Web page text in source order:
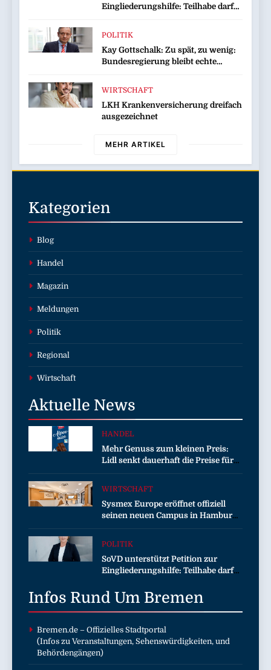
Eingliederungshilfe: Teilhabe darf
POLITIK
Kay Gottschalk: Zu spät, zu wenig:
Bundesregierung bleibt echte
WIRTSCHAFT
LKH Krankenversicherung dreifach
ausgezeichnet
MEHR ARTIKEL
Kategorien
Blog
Handel
Magazin
Meldungen
Politik
Regional
Wirtschaft
Aktuelle News
HANDEL
Mehr Genuss zum kleinen Preis:
Lidl senkt dauerhaft die Preise für
Schokolade / 26 Schokoladenartikel
WIRTSCHAFT
Sysmex Europe eröffnet offiziell
seinen neuen Campus in Hamburg
und setzt damit neue Maßstäbe für
Arbeitsumgebungen
POLITIK
SoVD unterstützt Petition zur
Eingliederungshilfe: Teilhabe darf
Infos Rund Um Bremen
Bremen.de – Offizielles Stadtportal
(Infos zu Veranstaltungen, Sehenswürdigkeiten, und
Behördengängen)